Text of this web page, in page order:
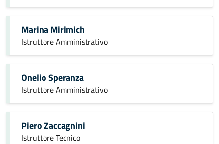
Marina Mirimich
Istruttore Amministrativo
Onelio Speranza
Istruttore Amministrativo
Piero Zaccagnini
Istruttore Tecnico